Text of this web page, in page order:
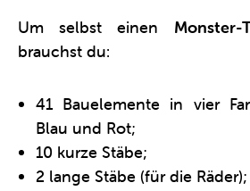
Um selbst einen Monster-
brauchst du:
41 Bauelemente in vier
Blau und Rot;
10 kurze Stäbe;
2 lange Stäbe (für die Räder);